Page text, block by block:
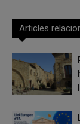
Articles